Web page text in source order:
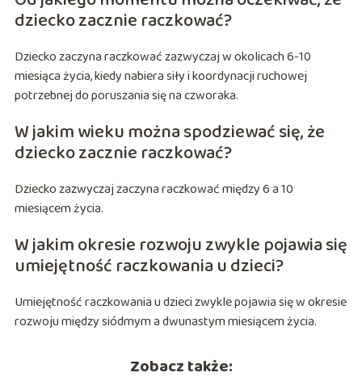
dziecko zacznie raczkować?
Dziecko zaczyna raczkować zazwyczaj w okolicach 6-10
miesiąca życia, kiedy nabiera siły i koordynacji ruchowej
potrzebnej do poruszania się na czworaka.
W jakim wieku można spodziewać się, że
dziecko zacznie raczkować?
Dziecko zazwyczaj zaczyna raczkować między 6 a 10
miesiącem życia.
W jakim okresie rozwoju zwykle pojawia się
umiejętność raczkowania u dzieci?
Umiejętność raczkowania u dzieci zwykle pojawia się w okresie
rozwoju między siódmym a dwunastym miesiącem życia.
Zobacz także: